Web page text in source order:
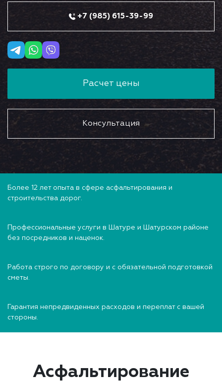
+7 (985) 615-39-99
Расчет цены
Консультация
Более 12 лет опыта в сфере асфальтирования и
строительства дорог.
Профессиональные услуги в Шатуре и Шатурском районе
без посредников и наценок.
Работа строго по договору и с обязательной подготовкой
сметы.
Гарантия непредвиденных расходов и переплат с вашей
стороны.
Асфальтирование